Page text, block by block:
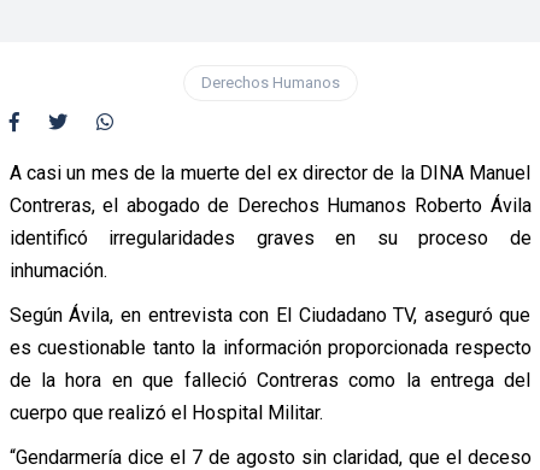
Derechos Humanos
A casi un mes de la muerte del ex director de la DINA Manuel
Contreras, el abogado de Derechos Humanos Roberto Ávila
identificó irregularidades graves en su proceso de
inhumación.
Según Ávila, en entrevista con El Ciudadano TV, aseguró que
es cuestionable tanto la información proporcionada respecto
de la hora en que falleció Contreras como la entrega del
cuerpo que realizó el Hospital Militar.
“Gendarmería dice el 7 de agosto sin claridad, que el deceso